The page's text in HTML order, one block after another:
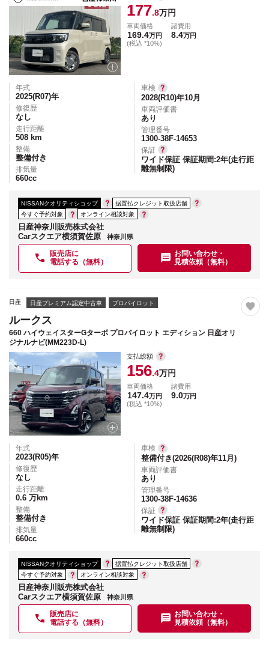
177.8万円
車両価格
169.4万円
(税込 *10%)
諸費用
8.4万円
年式
2025(R07)年
修復歴
なし
走行距離
508 km
整備
整備付き
排気量
660cc
車検
2028(R10)年10月
車両評価書
あり
管理番号
1300-38F-14653
保証
ワイド保証 保証期間:2年(走行距
離無制限)
NISSANクオリティショップ
据置払クレジット取扱店舗
今すぐ予約対象
オンライン相談対象
日産神奈川販売株式会社
Carスクエア横須賀佐原
神奈川県
販売店に
電話する（無料）
お問い合わせ・
見積依頼（無料）
日産 日産プレミアム認定中古車 プロパイロット
ルークス
660 ハイウェイスターGターボ プロパイロット エディション 日産オリ
ジナルナビ(MM223D-L)
支払総額
156.4万円
車両価格
147.4万円
(税込 *10%)
諸費用
9.0万円
年式
2023(R05)年
修復歴
なし
走行距離
0.6 万km
整備
整備付き
排気量
660cc
車検
整備付き(2026(R08)年11月)
車両評価書
あり
管理番号
1300-38F-14636
保証
ワイド保証 保証期間:2年(走行距
離無制限)
NISSANクオリティショップ
据置払クレジット取扱店舗
今すぐ予約対象
オンライン相談対象
日産神奈川販売株式会社
Carスクエア横須賀佐原
神奈川県
販売店に
電話する（無料）
お問い合わせ・
見積依頼（無料）